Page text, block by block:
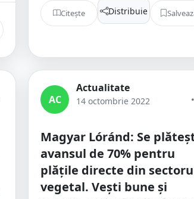
Citește Distribuie
AC
Actualitate
14 octombrie 2022
Magyar Lóránd: Se
avansul de 70% pentru
plățile directe din
vegetal. Vești bune și